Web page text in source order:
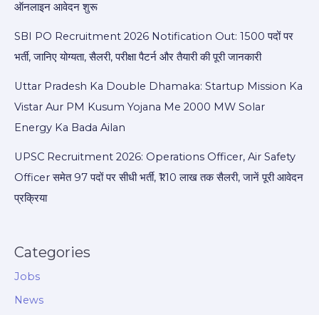
ऑनलाइन आवेदन शुरू
SBI PO Recruitment 2026 Notification Out: 1500 पदों पर
भर्ती, जानिए योग्यता, सैलरी, परीक्षा पैटर्न और तैयारी की पूरी जानकारी
Uttar Pradesh Ka Double Dhamaka: Startup Mission Ka
Vistar Aur PM Kusum Yojana Me 2000 MW Solar
Energy Ka Bada Ailan
UPSC Recruitment 2026: Operations Officer, Air Safety
Officer समेत 97 पदों पर सीधी भर्ती, ₹1.10 लाख तक सैलरी, जानें पूरी आवेदन
प्रक्रिया
Categories
Jobs
News